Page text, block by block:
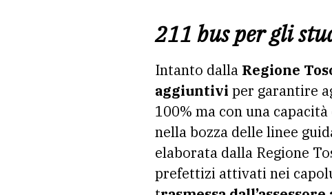
211 bus per gli
Intanto dalla Regione
aggiuntivi per garantire
100% ma con una capacità
nella bozza delle linee
elaborata dalla Regione
prefettizi attivati nei